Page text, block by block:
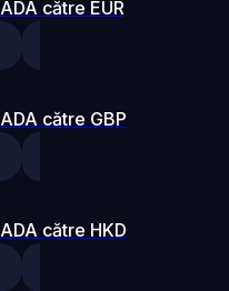
ADA către EUR
ADA către GBP
ADA către HKD